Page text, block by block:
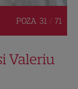
POZA 31 / 71
Valeriu